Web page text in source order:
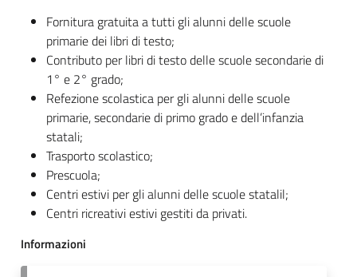
Fornitura gratuita a tutti gli alunni delle scuole
primarie dei libri di testo;
Contributo per libri di testo delle scuole secondarie di
1° e 2° grado;
Refezione scolastica per gli alunni delle scuole
primarie, secondarie di primo grado e dell’infanzia
statali;
Trasporto scolastico;
Prescuola;
Centri estivi per gli alunni delle scuole statalil;
Centri ricreativi estivi gestiti da privati.
Informazioni